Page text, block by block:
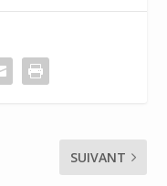
e
n
dl
er
SUIVANT